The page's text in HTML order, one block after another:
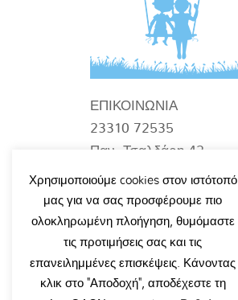
ΕΠΙΚΟΙΝΩΝΙΑ
23310 72535
Παν. Τσαλδάρη 42
Βέροια
info@tsipouridiskids.gr
Χρησιμοποιούμε cookies στον ιστότοπό
μας για να σας προσφέρουμε πιο
ολοκληρωμένη πλοήγηση, θυμόμαστε
τις προτιμήσεις σας και τις
επανειλημμένες επισκέψεις. Κάνοντας
κλικ στο "Αποδοχή", αποδέχεστε τη